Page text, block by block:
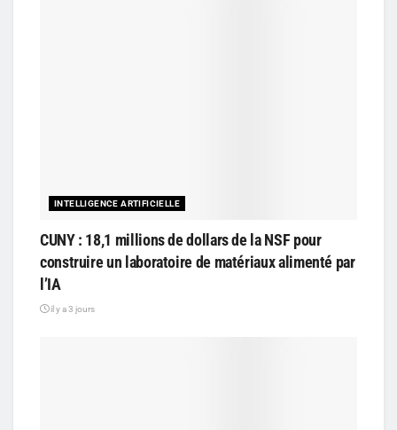
INTELLIGENCE ARTIFICIELLE
CUNY : 18,1 millions de dollars de la NSF pour
construire un laboratoire de matériaux alimenté par
l’IA
il y a 3 jours